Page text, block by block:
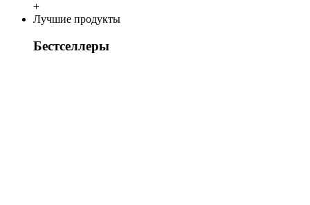
+
Лучшие продукты
Бестселлеры